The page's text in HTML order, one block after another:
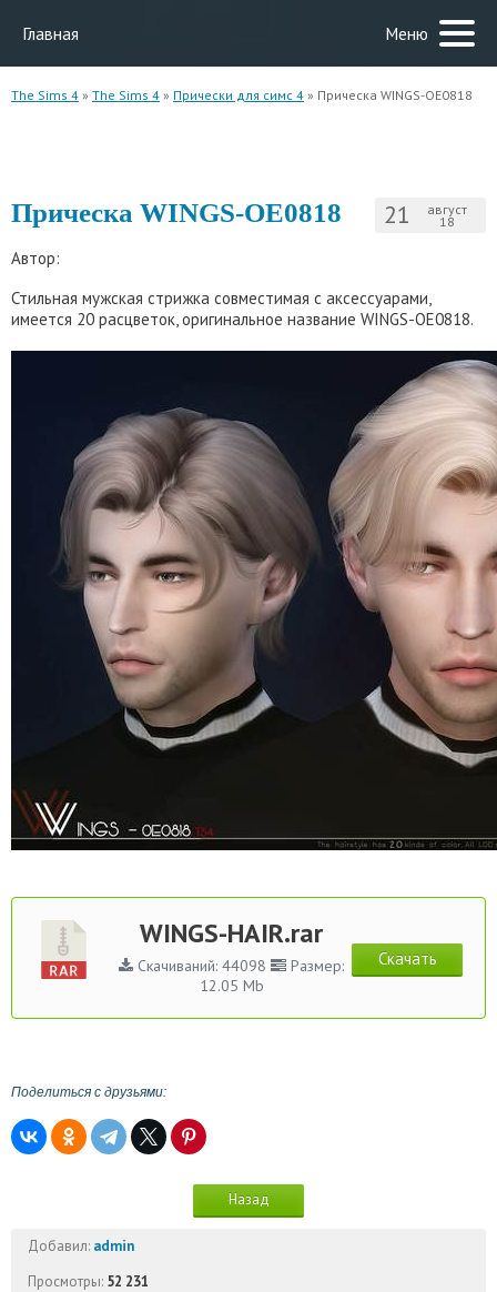
Главная Меню
The Sims 4 » The Sims 4 » Прически для симс 4 » Прическа WINGS-OE0818
21 август
18
Прическа WINGS-OE0818
Автор:
Стильная мужская стрижка совместимая с аксессуарами,
имеется 20 расцветок, оригинальное название WINGS-OE0818.
WINGS-HAIR.rar
Скачиваний: 44098
Размер:
12.05 Mb
Скачать
Поделиться с друзьями:
Назад
Добавил: admin
Просмотры: 52 231